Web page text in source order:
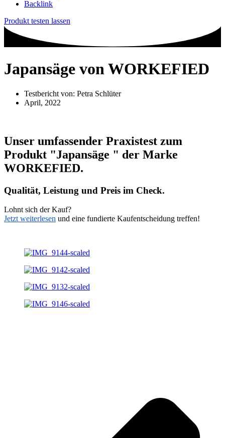
Backlink
Produkt testen lassen
Japansäge von WORKEFIED
Testbericht von: Petra Schlüter
April, 2022
Unser umfassender Praxistest zum
Produkt "Japansäge " der Marke
WORKEFIED.
Qualität, Leistung und Preis im Check.
Lohnt sich der Kauf?
Jetzt weiterlesen und eine fundierte Kaufentscheidung treffen!